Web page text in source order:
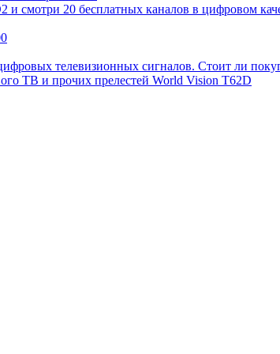
смотри 20 бесплатных каналов в цифровом
телевизионных сигналов. Стоит ли
ТВ и прочих прелестей World Vision T62D